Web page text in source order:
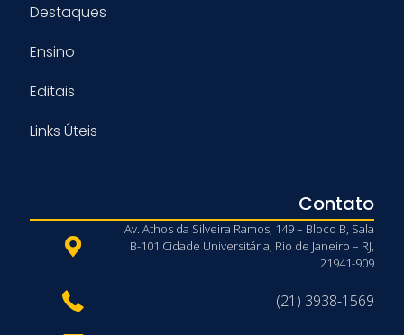
Destaques
Ensino
Editais
Links Úteis
Contato
Av. Athos da Silveira Ramos, 149 – Bloco B, Sala
B-101 Cidade Universitária, Rio de Janeiro – RJ,
21941-909
(21) 3938-1569